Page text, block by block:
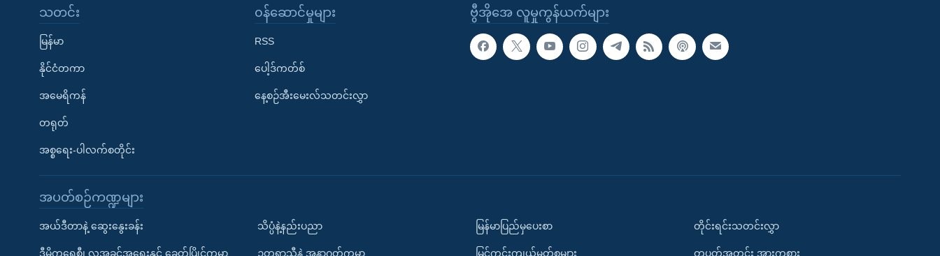
ဗွီအိုအေ လူမှုကွန်ယက်များ
သတင်း
မြန်မာ
နိုင်ငံတကာ
အမေရိကန်
တရုတ်
အစ္စရေး-ပါလက်စတိုင်း
၀န်ဆောင်မှုများ
RSS
ပေါ့ဒ်ကတ်စ်
နေ့စဉ်အီးမေးလ်သတင်းလွှာ
အပတ်စဉ်ကဏ္ဍများ
အယ်ဒီတာနဲ့ ဆွေးနွေးခန်း
ဒီမိုကရေစီ၊ လူ့အခွင့်အရေးနှင့် ခေတ်ပြိုင်ကမ္ဘာ
သိပ္ပံနဲ့နည်းပညာ
ဥတုရာသီနဲ့ အနာဂတ်ကမ္ဘာ
မြန်မာပြည်မှပေးစာ
မြင်ကွင်းကျယ်မှတ်စုများ
တိုင်းရင်းသတင်းလွှာ
တပတ်အတွင်း အားကစား